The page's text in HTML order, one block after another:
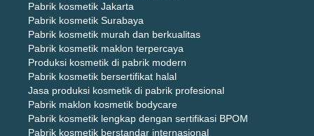
Pabrik kosmetik Jakarta
Pabrik kosmetik Surabaya
Pabrik kosmetik murah dan berkualitas
Pabrik kosmetik maklon terpercaya
Produksi kosmetik di pabrik modern
Pabrik kosmetik bersertifikat halal
Jasa produksi kosmetik di pabrik profesional
Pabrik maklon kosmetik bodycare
Pabrik kosmetik lengkap dengan sertifikasi BPOM
Pabrik kosmetik berstandar internasional